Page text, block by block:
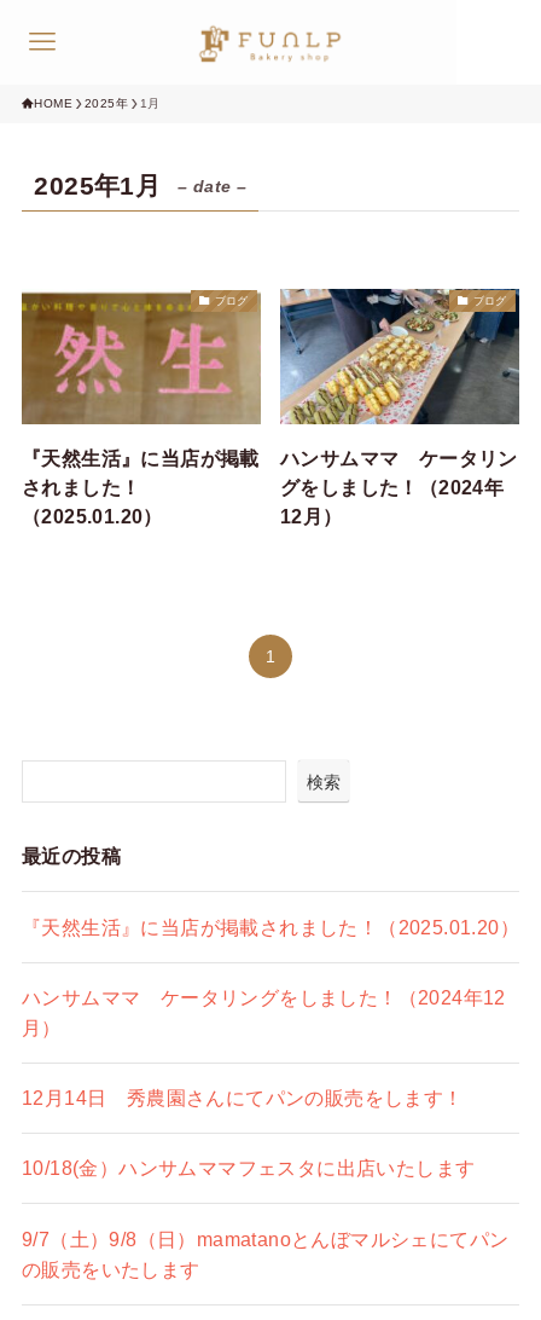
HOME 2025年 1月
2025年1月 – date –
ブログ
『天然生活』に当店が掲載
されました！
（2025.01.20）
ブログ
ハンサムママ ケータリン
グをしました！（2024年
12月）
1
検索
最近の投稿
『天然生活』に当店が掲載されました！（2025.01.20）
ハンサムママ ケータリングをしました！（2024年12
月）
12月14日 秀農園さんにてパンの販売をします！
10/18(金）ハンサムママフェスタに出店いたします
9/7（土）9/8（日）mamatanoとんぼマルシェにてパン
の販売をいたします